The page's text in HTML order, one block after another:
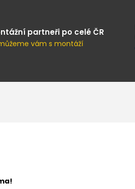
partneři po celé ČR
vám s montáží